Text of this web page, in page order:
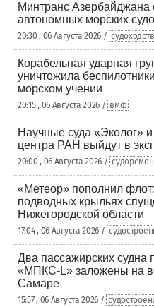
Минтранс
автономных морских
20:30 , 06 Августа 2026 /
Корабельная ударная
уничтожила
морском учении
20:15 , 06 Августа 2026 / вмф
Научные суда «Эколог»
центра РАН выйдут в
20:00 , 06 Августа 2026 /
«Метеор» пополнил
подводных крыльях
Нижегородской области
17:04 , 06 Августа 2026 /
Два пассажирских судна
«МПКС-L» заложены на
Самаре
15:57 , 06 Августа 2026 /